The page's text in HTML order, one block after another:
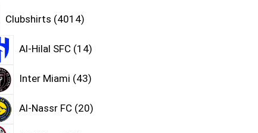
Clubshirts 4014
Al-Hilal SFC 14
Inter Miami 43
Al-Nassr FC 20